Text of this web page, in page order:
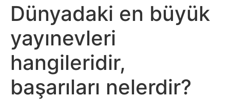
Dünyadaki en büyük
yayınevleri
hangileridir,
başarıları nelerdir?